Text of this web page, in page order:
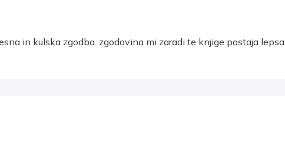
in kulska zgodba. zgodovina mi zaradi te knjige postaja lepsa